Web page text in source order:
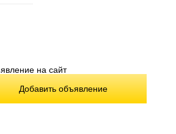
Добавить объявление